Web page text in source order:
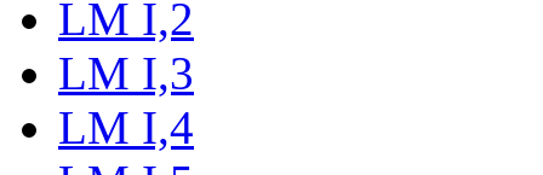
LM I,2
LM I,3
LM I,4